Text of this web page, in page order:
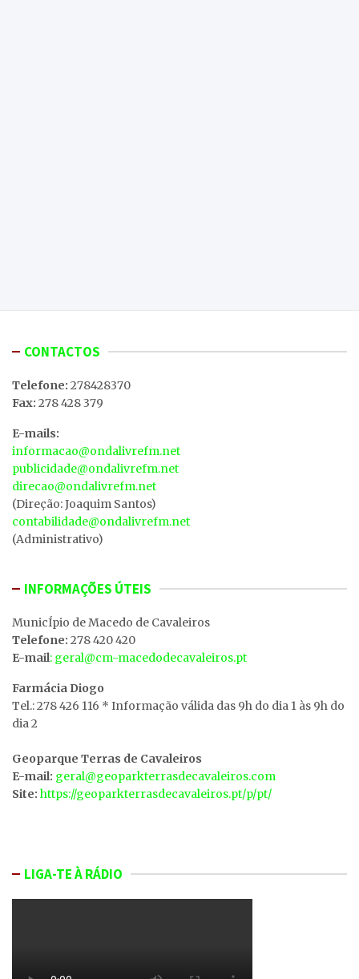
CONTACTOS
Telefone: 278428370
Fax: 278 428 379
E-mails:
informacao@ondalivrefm.net
publicidade@ondalivrefm.net
direcao@ondalivrefm.net
(Direção: Joaquim Santos)
contabilidade@ondalivrefm.net
(Administrativo)
INFORMAÇÕES ÚTEIS
MunicÍpio de Macedo de Cavaleiros
Telefone: 278 420 420
E-mail: geral@cm-macedodecavaleiros.pt
Farmácia Diogo
Tel.: 278 426 116 * Informação válida das 9h do dia 1 às 9h do
dia 2
Geoparque Terras de Cavaleiros
E-mail: geral@geoparkterrasdecavaleiros.com
Site: https://geoparkterrasdecavaleiros.pt/p/pt/
LIGA-TE À RÁDIO